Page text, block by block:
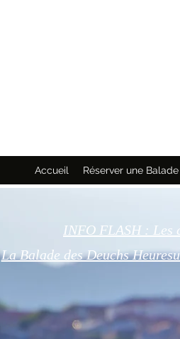
Accueil Réserver une Balade
INFO FLASH : Les
La Balade des Deuchs